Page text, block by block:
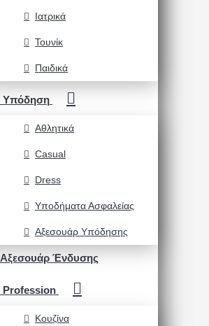
Ιατρικά
Τουνίκ
Παιδικά
Υπόδηση
Αθλητικά
Casual
Dress
Υποδήματα Ασφαλείας
Αξεσουάρ Υπόδησης
Αξεσουάρ Ένδυσης
Profession
Κουζίνα